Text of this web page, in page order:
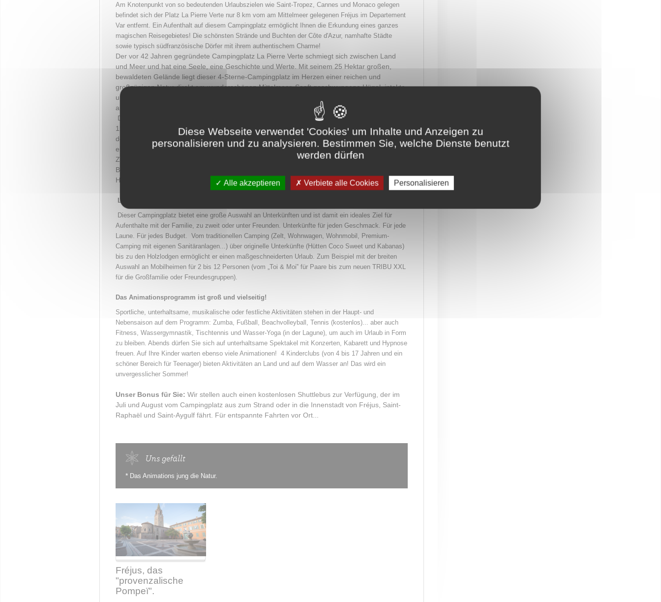
Am Knotenpunkt von so bedeutenden Urlaubszielen wie Saint-Tropez, Cannes und Monaco gelegen
befindet sich der Platz La Pierre Verte nur 8 km vom am Mittelmeer gelegenen Fréjus im Departement
Var entfernt. Ein Aufenthalt auf diesem Campingplatz ermöglicht Ihnen die Erkundung eines ganzes
magischen Reisegebietes! Die schönsten Strände und Buchten der Côte d'Azur, namhafte Städte
sowie typisch südfranzösische Dörfer mit ihrem authentischem Charme!
Der vor 42 Jahren gegründete Campingplatz La Pierre Verte schmiegt sich zwischen Land
und Meer und hat eine Seele, eine Geschichte und Werte. Mit seinem 25 Hektar großen,
bewaldeten Gelände liegt dieser 4-Sterne-Campingplatz im Herzen einer reichen und
großzügigen Natur direkt am wunderschönen Mittelmeer. Sanft geschwungene Hügel, intakte
und natürlich gewachsene Wälder und der so typisch mediterrane Duft sorgen für ein
absolutes Wohlfühlambiente.
Das besondere Extra: ein in der Region einzigartiger Lagunenstrand (1200 m2 Wasser und
1200 m2 weißer Sandstrand)! Er steht allen Gästen zur Verfügung und befindet sich inmitten
des sogenannten Bereiches „LE KRUSOE CHIC‟. Dieses wahre kleine Paradies verfügt über
einen Relaxbereich mit einer Saftbar, einer VIP-Lounge und einem Massagebereich. Dieser
Zen-Bereich mit seiner relaxten Atmosphäre lädt auch als Einstimmung auf den Abend zum
Baden im Meer bei Sonnenuntergang und Umtrunk bei Musik ein (Cocktails,
Häppchenplatten, Musikduo...).
LA PIERRE VERTE, FREIZEITVERGNÜGEN FÜR ALLE!
Dieser Campingplatz bietet eine große Auswahl an Unterkünften und ist damit ein ideales Ziel für
Aufenthalte mit der Familie, zu zweit oder unter Freunden. Unterkünfte für jeden Geschmack. Für jede
Laune. Für jedes Budget. Vom traditionellen Camping (Zelt, Wohnwagen, Wohnmobil, Premium-
Camping mit eigenen Sanitäranlagen...) über originelle Unterkünfte (Hütten Coco Sweet und Kabanas)
bis zu den Holzlodgen ermöglicht er einen maßgeschneiderten Urlaub. Zum Beispiel mit der breiten
Auswahl an Mobilheimen für 2 bis 12 Personen (vom „Toi & Moi‟ für Paare bis zum neuen TRIBU XXL
für die Großfamilie oder Freundesgruppen).
Das Animationsprogramm ist groß und vielseitig!
Sportliche, unterhaltsame, musikalische oder festliche Aktivitäten stehen in der Haupt- und
Nebensaison auf dem Programm: Zumba, Fußball, Beachvolleyball, Tennis (kostenlos)... aber auch
Fitness, Wassergymnastik, Tischtennis und Wasser-Yoga (in der Lagune), um auch im Urlaub in Form
zu bleiben. Abends dürfen Sie sich auf unterhaltsame Spektakel mit Konzerten, Kabarett und Hypnose
freuen. Auf Ihre Kinder warten ebenso viele Animationen! 4 Kinderclubs (von 4 bis 17 Jahren und ein
schöner Bereich für Teenager) bieten Aktivitäten an Land und auf dem Wasser an! Das wird ein
unvergesslicher Sommer!
Unser Bonus für Sie: Wir stellen auch einen kostenlosen Shuttlebus zur Verfügung, der im
Juli und August vom Campingplatz aus zum Strand oder in die Innenstadt von Fréjus, Saint-
Raphaël und Saint-Aygulf fährt. Für entspannte Fahrten vor Ort...
Uns gefällt
* Das Animations jung die Natur.
Fréjus, das
"provenzalische
Pompeï".
Erlebnisbad
Diese Webseite verwendet 'Cookies' um Inhalte und Anzeigen zu
personalisieren und zu analysieren. Bestimmen Sie, welche Dienste benutzt
werden dürfen
Alle akzeptieren Verbiete alle Cookies Personalisieren